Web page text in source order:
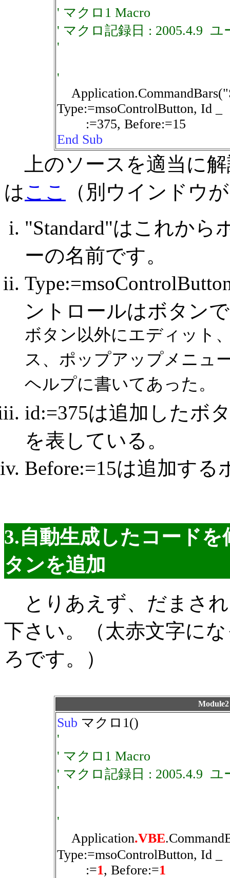
' マクロ1 Macro
' マクロ記録日 : 2005.4.9 ユ
'
'
Type:=msoControlButton, Id _
:=375, Before:=15
End Sub
上のソースを適当に
はここ
（別ウインドウ
"Standard"はこれか
ーの名前です。
ントロールはボタン
ボタン以外にエディット
ス、ポップアップメニュ
ヘルプに書いてあった。
id:=375は追加したボ
を表している。
Before:=15は追加す
3.自動生成したコード
タンを追加
とりあえず、だまさ
下さい。（太赤文字に
ろです。）
Sub マクロ1()
'
' マクロ1 Macro
' マクロ記録日 : 2005.4.9 ユ
'
'
Application.VBE
Type:=msoControlButton, Id _
:=1, Before:=1